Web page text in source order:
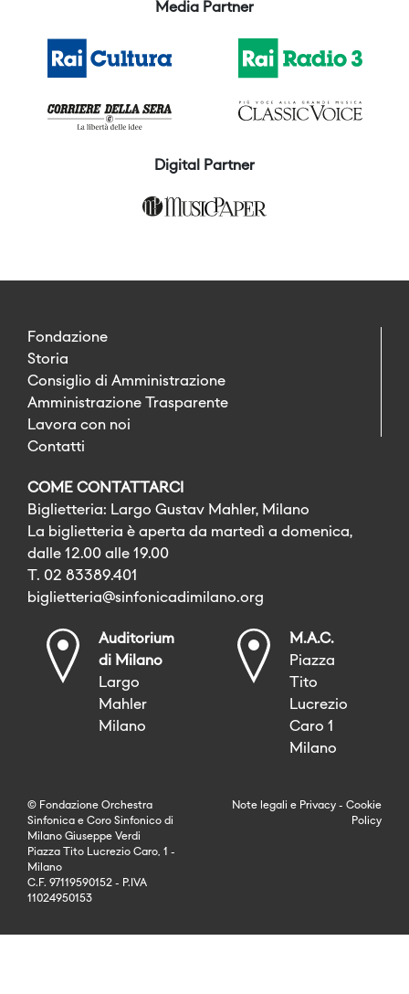
Media Partner
Digital Partner
Fondazione
Storia
Consiglio di Amministrazione
Amministrazione Trasparente
Lavora con noi
Contatti
COME CONTATTARCI
Biglietteria: Largo Gustav Mahler, Milano
La biglietteria è aperta da martedì a domenica,
dalle 12.00 alle 19.00
T. 02 83389.401
biglietteria@sinfonicadimilano.org
Auditorium
di Milano
Largo
Mahler
Milano
M.A.C.
Piazza
Tito
Lucrezio
Caro 1
Milano
© Fondazione Orchestra
Sinfonica e Coro Sinfonico di
Milano Giuseppe Verdi
Piazza Tito Lucrezio Caro, 1 -
Milano
C.F. 97119590152 - P.IVA
11024950153
Note legali e Privacy - Cookie
Policy